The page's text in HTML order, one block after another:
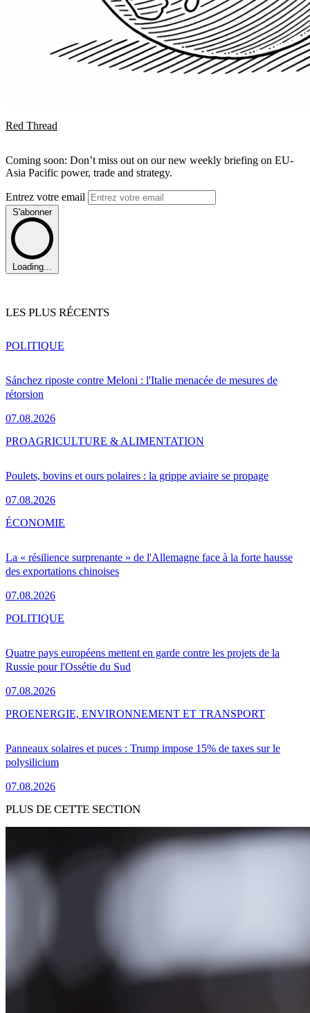
Red Thread
Coming soon: Don’t miss out on our new weekly briefing on EU-
Asia Pacific power, trade and strategy.
Entrez votre email
S'abonner
Loading...
LES PLUS RÉCENTS
Sánchez riposte contre Meloni : l'Italie menacée de mesures de
rétorsion
07.08.2026
POLITIQUE
Poulets, bovins et ours polaires : la grippe aviaire se propage
07.08.2026
PROAGRICULTURE & ALIMENTATION
La « résilience surprenante » de l'Allemagne face à la forte hausse
des exportations chinoises
07.08.2026
ÉCONOMIE
Quatre pays européens mettent en garde contre les projets de la
Russie pour l'Ossétie du Sud
07.08.2026
POLITIQUE
Panneaux solaires et puces : Trump impose 15% de taxes sur le
polysilicium
07.08.2026
PROENERGIE, ENVIRONNEMENT ET TRANSPORT
PLUS DE CETTE SECTION